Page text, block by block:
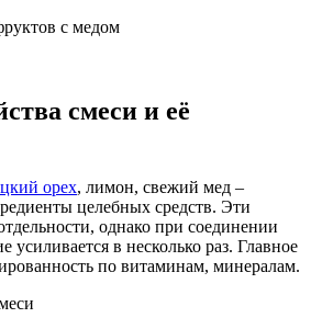
смеси и её
орех, лимон, свежий мед –
целебных средств. Эти
однако при соединении
усиливается в несколько раз. Главное
по витаминам, минералам.